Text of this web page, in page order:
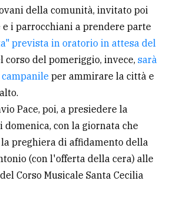
della comunità, invitato poi
i parrocchiani a prendere parte
prevista in oratorio in attesa del
corso del pomeriggio, invece, sarà
per ammirare la città e
Pace, poi, a presiedere la
domenica, con la giornata che
preghiera di affidamento della
(con l'offerta della cera) alle
Corso Musicale Santa Cecilia